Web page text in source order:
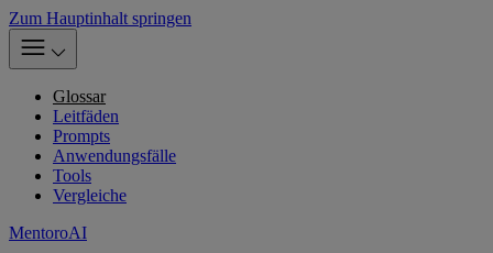
Zum Hauptinhalt springen
Glossar
Leitfäden
Prompts
Anwendungsfälle
Tools
Vergleiche
MentoroAI